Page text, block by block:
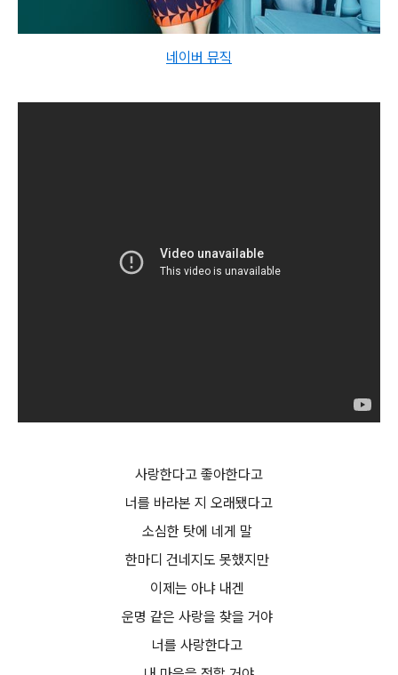
네이버 뮤직
사랑한다고 좋아한다고
너를 바라본 지 오래됐다고
소심한 탓에 네게 말
한마디 건네지도 못했지만
이제는 아냐 내겐
운명 같은 사랑을 찾을 거야
너를 사랑한다고